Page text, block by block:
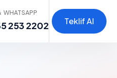
WHATSAPP
253 2202 Teklif Al